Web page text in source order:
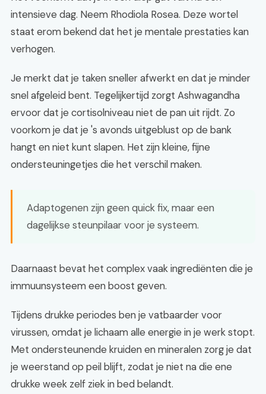
intensieve dag. Neem Rhodiola Rosea. Deze wortel
staat erom bekend dat het je mentale prestaties kan
verhogen.
Je merkt dat je taken sneller afwerkt en dat je minder
snel afgeleid bent. Tegelijkertijd zorgt Ashwagandha
ervoor dat je cortisolniveau niet de pan uit rijdt. Zo
voorkom je dat je 's avonds uitgeblust op de bank
hangt en niet kunt slapen. Het zijn kleine, fijne
ondersteuningetjes die het verschil maken.
Adaptogenen zijn geen quick fix, maar een
dagelijkse steunpilaar voor je systeem.
Daarnaast bevat het complex vaak ingrediënten die je
immuunsysteem een boost geven.
Tijdens drukke periodes ben je vatbaarder voor
virussen, omdat je lichaam alle energie in je werk stopt.
Met ondersteunende kruiden en mineralen zorg je dat
je weerstand op peil blijft, zodat je niet na die ene
drukke week zelf ziek in bed belandt.